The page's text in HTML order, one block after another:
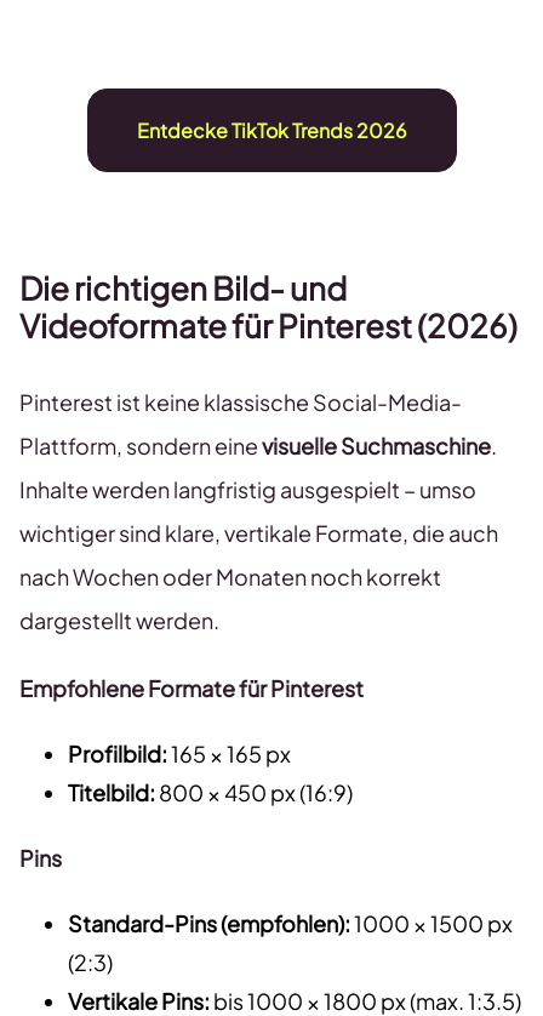
Entdecke TikTok Trends 2026
Die richtigen Bild- und
Videoformate fürPinterest (2026)
Pinterest ist keine klassische Social-Media-
Plattform, sondern einevisuelle Suchmaschine.
Inhalte werden langfristig ausgespielt – umso
wichtiger sind klare, vertikale Formate, die auch
nach Wochen oder Monaten noch korrekt
dargestellt werden.
Empfohlene Formate für Pinterest
Profilbild:165 × 165 px
Titelbild: 800 × 450 px (16:9)
Pins
Standard-Pins (empfohlen):1000 × 1500 px
(2:3)
Vertikale Pins: bis 1000 × 1800 px (max. 1:3.5)